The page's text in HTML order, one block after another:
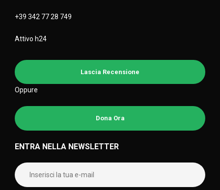
+39 342 77 28 749
Attivo h24
Lascia Recensione
Oppure
Dona Ora
ENTRA NELLA NEWSLETTER